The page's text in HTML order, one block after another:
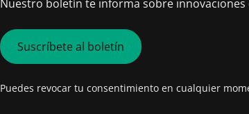
Nuestro boletín te informa sobre
Suscríbete al boletín
Puedes revocar tu consentimiento en cualquier